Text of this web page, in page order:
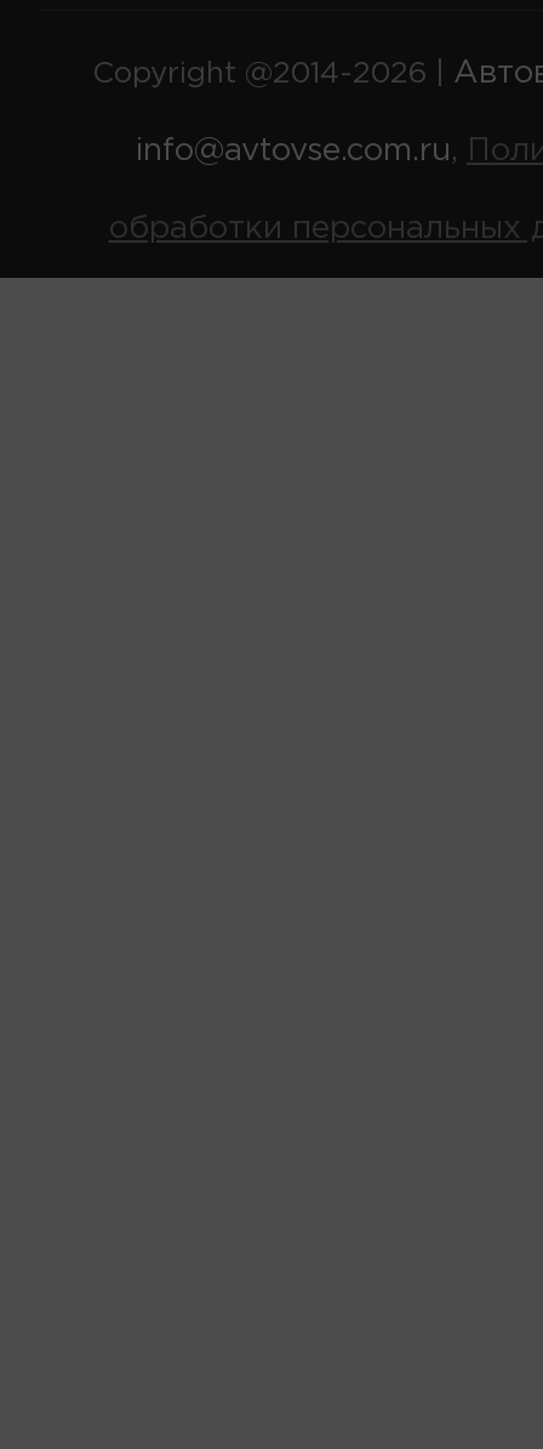
Copyright @2014-2026 |
info@avtovse.com.ru,
обработки персональных